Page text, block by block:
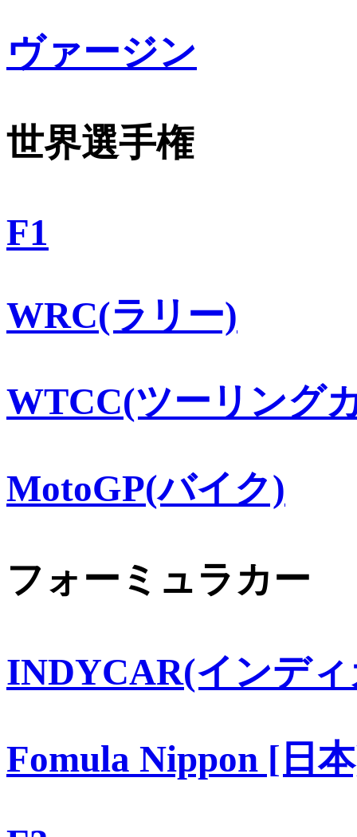
ヴァージン
世界選手権
F1
WRC(ラリー)
WTCC(ツーリング
MotoGP(バイク)
フォーミュラカー
INDYCAR(インデ
Fomula Nippon [日